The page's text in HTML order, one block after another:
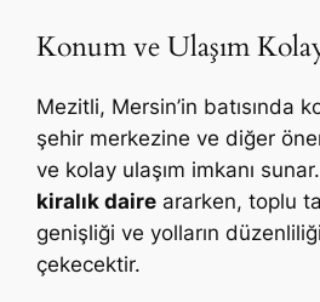
Konum ve Ulaşım
Mezitli, Mersin’in batısında
şehir merkezine ve diğer
ve kolay ulaşım imkanı sunar.
kiralık daire ararken, toplu
genişliği ve yolların
çekecektir.